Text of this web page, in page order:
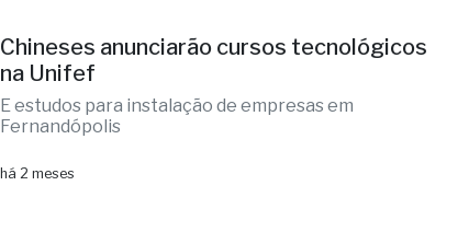
Chineses anunciarão cursos tecnológicos
na Unifef
E estudos para instalação de empresas em
Fernandópolis
há 2 meses